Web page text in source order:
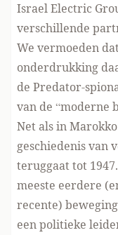
Israel Electric
verschillende
We vermoeden
onderdrukking
de Predator-
van de “moderne
Net als in
geschiedenis van
teruggaat tot
meeste eerdere
recente)
een politieke